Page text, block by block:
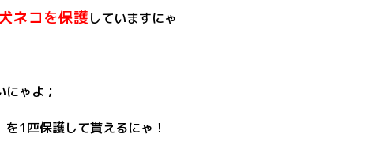
ネコを保護していますにゃ
ゃよ；
1匹保護して貰えるにゃ！